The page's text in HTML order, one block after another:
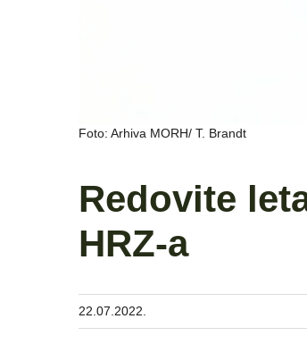
Foto: Arhiva MORH/ T. Brandt
Redovite
HRZ-a
22.07.2022.